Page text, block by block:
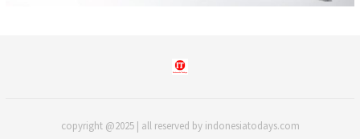
copyright @2025 | all reserved by indonesiatodays.com